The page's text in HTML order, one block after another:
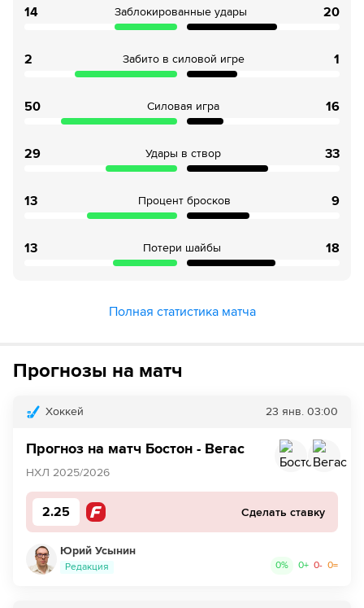
14 Заблокированные удары 20
2 Забито в силовой игре 1
50 Силовая игра 16
29 Удары в створ 33
13 Процент бросков 9
13 Потери шайбы 18
Полная статистика матча
Прогнозы на матч
Хоккей 23 янв. 03:00
Прогноз на матч Бостон - Вегас
НХЛ 2025/2026
2.25 Сделать ставку
Юрий Усынин
Редакция 0% 0+ 0- 0=